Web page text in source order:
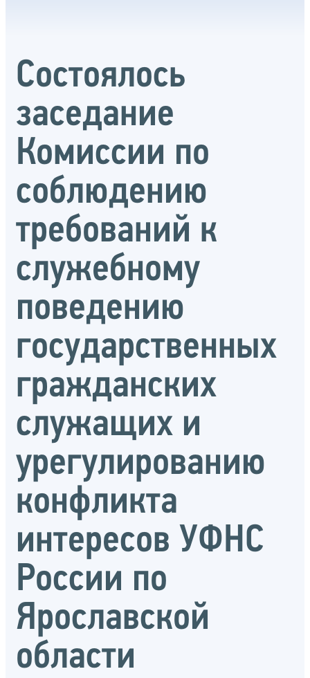
Состоялось
заседание
Комиссии по
соблюдению
требований к
служебному
поведению
государственных
гражданских
служащих и
урегулированию
конфликта
интересов УФНС
России по
Ярославской
области